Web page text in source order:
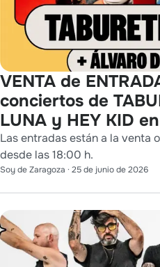
VENTA de
conciertos de
LUNA y HEY KID
Las entradas están a la venta
desde las 18:00 h.
Soy de Zaragoza · 25 de junio de 2026